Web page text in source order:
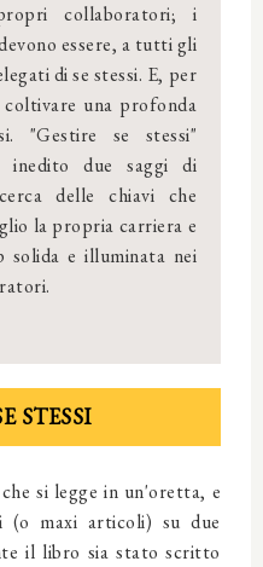
collaboratori; i
essere, a tutti gli
di se stessi. E, per
coltivare una profonda
"Gestire se stessi"
due saggi di
delle chiavi che
la propria carriera e
solida e illuminata nei
STESSI
si legge in un'oretta, e
maxi articoli) su due
il libro sia stato scritto